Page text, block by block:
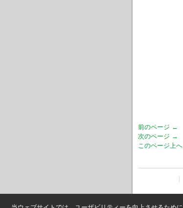
前のページ ←
次のページ →
このページ上へ